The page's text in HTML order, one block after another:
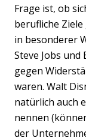
Frage ist, ob
berufliche
in besonderer
Steve Jobs und
gegen
waren. Walt
natürlich auch
nennen
der